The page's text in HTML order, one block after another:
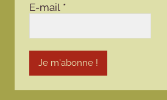
E-mail *